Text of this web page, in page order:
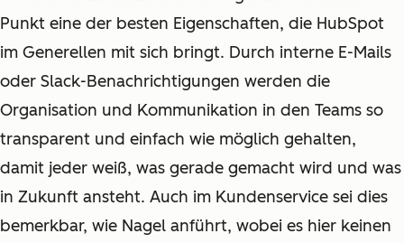
Punkt eine der besten Eigenschaften, die HubSpot
im Generellen mit sich bringt. Durch interne E-Mails
oder Slack-Benachrichtigungen werden die
Organisation und Kommunikation in den Teams so
transparent und einfach wie möglich gehalten,
damit jeder weiß, was gerade gemacht wird und was
in Zukunft ansteht. Auch im Kundenservice sei dies
bemerkbar, wie Nagel anführt, wobei es hier keinen